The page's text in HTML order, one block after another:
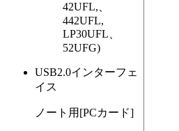
42UFL,、
442UFL,
LP30UFL、
52UFG)
USB2.0インターフェ
イス
ノート用[PCカード]